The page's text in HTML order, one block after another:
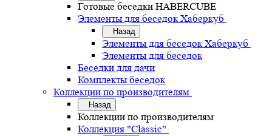
Готовые беседки HABERCUBE
Элементы для беседок Хаберкуб
Назад
Элементы для беседок Хаберкуб
Элементы для беседок
Беседки для дачи
Комплекты беседок
Коллекции по производителям
Назад
Коллекции по производителям
Коллекция "Classic"